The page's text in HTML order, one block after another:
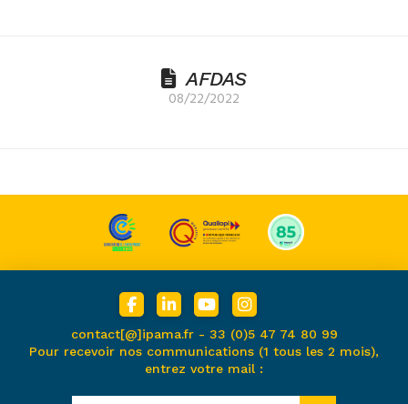
AFDAS
08/22/2022
contact[@]ipama.fr - 33 (0)5 47 74 80 99
Pour recevoir nos communications (1 tous les 2 mois),
entrez votre mail :